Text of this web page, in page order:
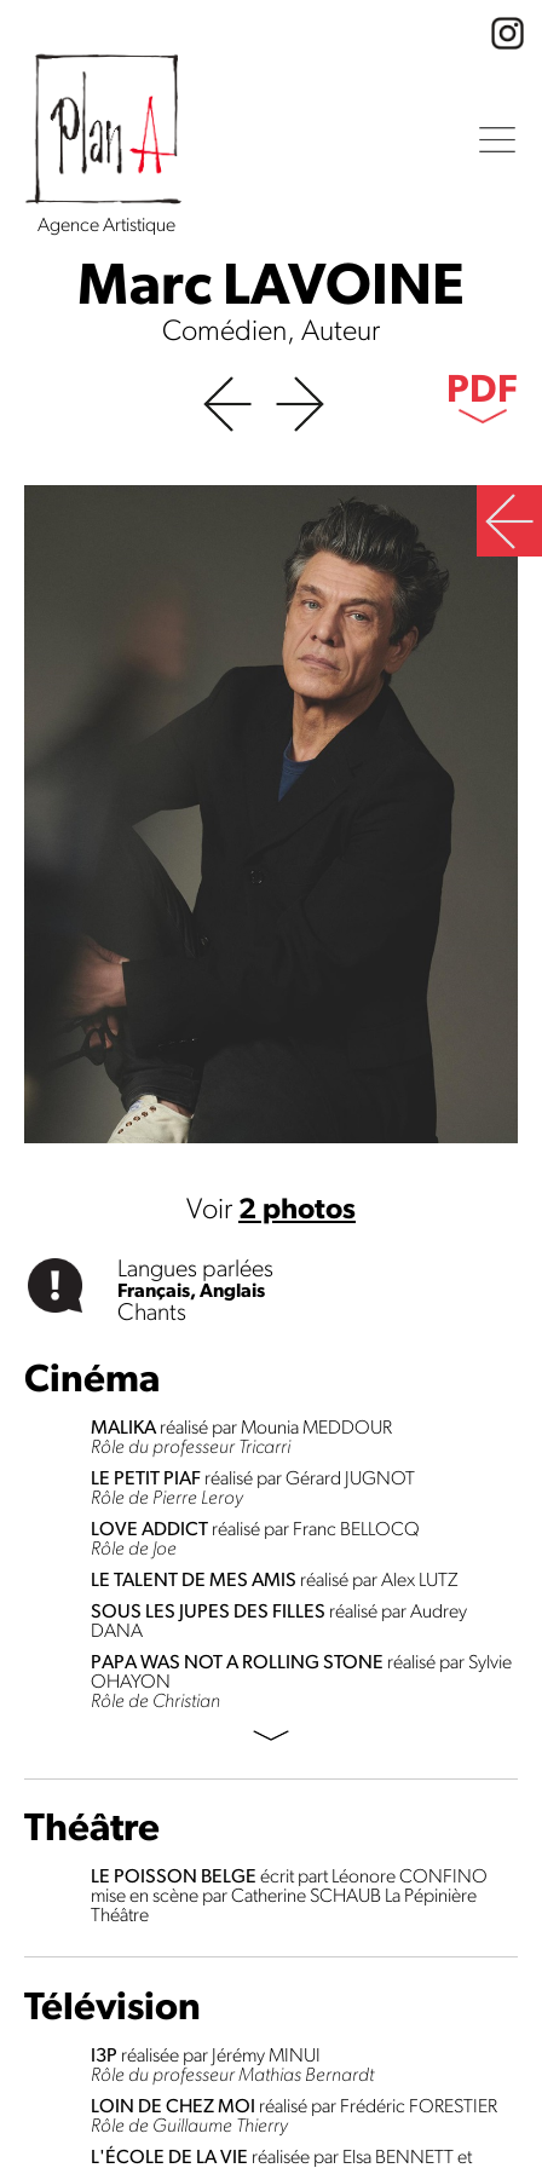
Agence Artistique
Marc LAVOINE
Comédien, Auteur
PDF
Voir 2 photos
Langues parlées
Français, Anglais
Chants
Cinéma
MALIKA réalisé par Mounia MEDDOUR
Rôle du professeur Tricarri
LE PETIT PIAF réalisé par Gérard JUGNOT
Rôle de Pierre Leroy
LOVE ADDICT réalisé par Franc BELLOCQ
Rôle de Joe
LE TALENT DE MES AMIS réalisé par Alex LUTZ
SOUS LES JUPES DES FILLES réalisé par Audrey
DANA
PAPA WAS NOT A ROLLING STONE réalisé par Sylvie
OHAYON
Rôle de Christian
Théâtre
LE POISSON BELGE écrit part Léonore CONFINO
mise en scène par Catherine SCHAUB La Pépinière
Théâtre
Télévision
I3P réalisée par Jérémy MINUI
Rôle du professeur Mathias Bernardt
LOIN DE CHEZ MOI réalisé par Frédéric FORESTIER
Rôle de Guillaume Thierry
L'ÉCOLE DE LA VIE réalisée par Elsa BENNETT et